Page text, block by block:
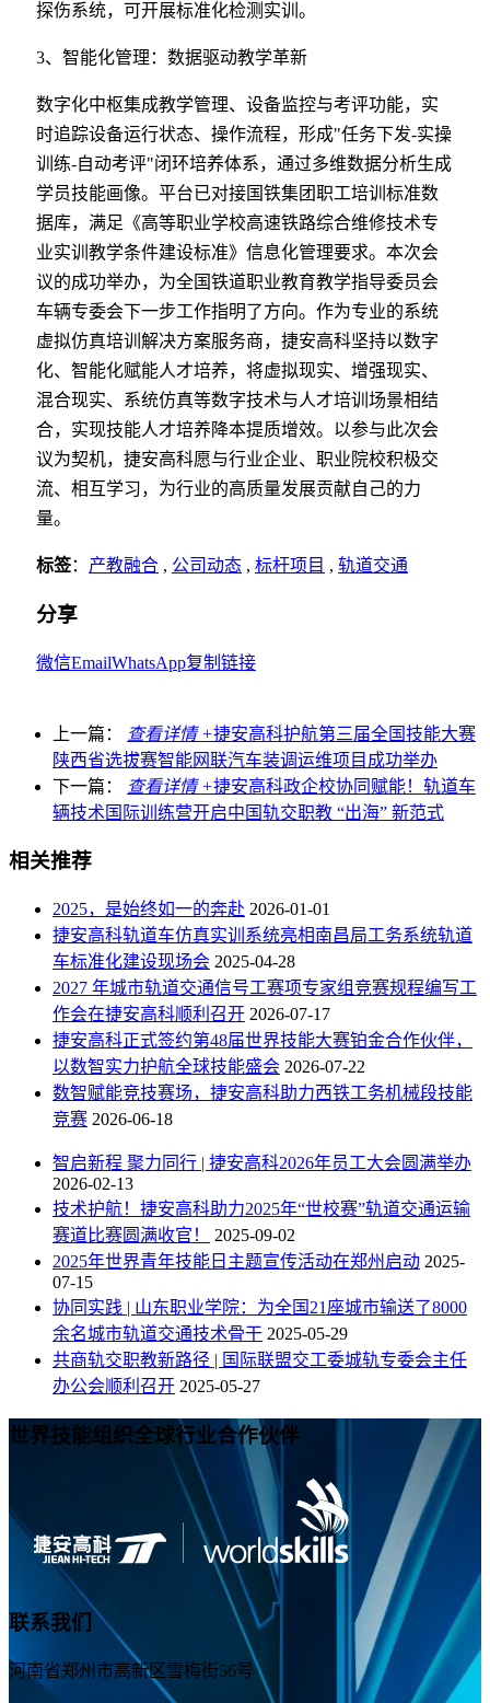
探伤系统，可开展标准化检测实训。
3、智能化管理：数据驱动教学革新
数字化中枢集成教学管理、设备监控与考评功能，实
时追踪设备运行状态、操作流程，形成"任务下发-实操
训练-自动考评"闭环培养体系，通过多维数据分析生成
学员技能画像。平台已对接国铁集团职工培训标准数
据库，满足《高等职业学校高速铁路综合维修技术专
业实训教学条件建设标准》信息化管理要求。本次会
议的成功举办，为全国铁道职业教育教学指导委员会
车辆专委会下一步工作指明了方向。作为专业的系统
虚拟仿真培训解决方案服务商，捷安高科坚持以数字
化、智能化赋能人才培养，将虚拟现实、增强现实、
混合现实、系统仿真等数字技术与人才培训场景相结
合，实现技能人才培养降本提质增效。以参与此次会
议为契机，捷安高科愿与行业企业、职业院校积极交
流、相互学习，为行业的高质量发展贡献自己的力
量。
标签： 产教融合 , 公司动态 , 标杆项目 , 轨道交通
分享
微信EmailWhatsApp复制链接
上一篇： 查看详情 +捷安高科护航第三届全国技能大赛
陕西省选拔赛智能网联汽车装调运维项目成功举办
下一篇：
查看详情 +捷安高科政企校协同赋能！轨道车
辆技术国际训练营开启中国轨交职教 “出海” 新范式
相关推荐
2025，是始终如一的奔赴 2026-01-01
捷安高科轨道车仿真实训系统亮相南昌局工务系统轨道
车标准化建设现场会 2025-04-28
2027 年城市轨道交通信号工赛项专家组竞赛规程编写工
作会在捷安高科顺利召开 2026-07-17
捷安高科正式签约第48届世界技能大赛铂金合作伙伴，
以数智实力护航全球技能盛会 2026-07-22
数智赋能竞技赛场，捷安高科助力西铁工务机械段技能
竞赛 2026-06-18
智启新程 聚力同行 | 捷安高科2026年员工大会圆满举办
2026-02-13
技术护航！捷安高科助力2025年“世校赛”轨道交通运输
赛道比赛圆满收官！
2025-09-02
2025年世界青年技能日主题宣传活动在郑州启动 2025-
07-15
协同实践 | 山东职业学院：为全国21座城市输送了8000
余名城市轨道交通技术骨干 2025-05-29
共商轨交职教新路径 | 国际联盟交工委城轨专委会主任
办公会顺利召开 2025-05-27
世界技能组织全球行业合作伙伴
联系我们
河南省郑州市高新区雪梅街56号